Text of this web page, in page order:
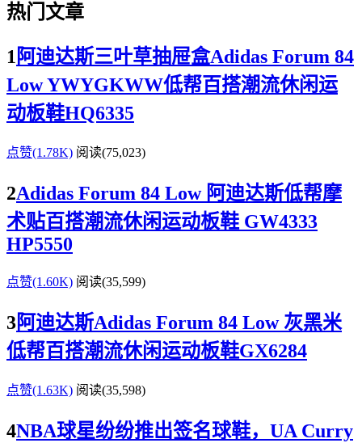
热门文章
1 阿迪达斯三叶草抽屉盒Adidas Forum 84
Low YWYGKWW低帮百搭潮流休闲运
动板鞋HQ6335
点赞(1.78K) 阅读(75,023)
2Adidas Forum 84 Low 阿迪达斯低帮摩
术贴百搭潮流休闲运动板鞋 GW4333
HP5550
点赞(1.60K) 阅读(35,599)
3阿迪达斯Adidas Forum 84 Low 灰黑米
低帮百搭潮流休闲运动板鞋GX6284
点赞(1.63K) 阅读(35,598)
4NBA球星纷纷推出签名球鞋，UA Curry